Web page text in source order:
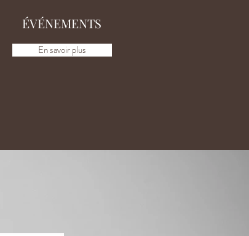
ÉVÉNEMENTS
En savoir plus